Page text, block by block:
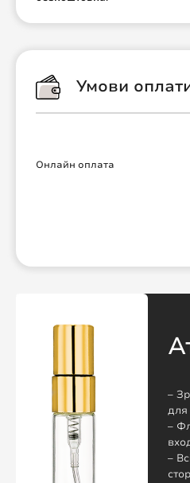
Умови
Онлайн оплата
–
для
–
–